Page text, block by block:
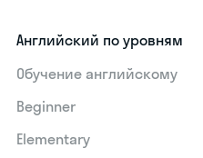
Английский по уровням
Обучение английскому
Beginner
Elementary